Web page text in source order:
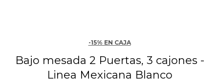
-15% EN CAJA
Bajo mesada 2 Puertas, 3 cajones -
Linea Mexicana Blanco